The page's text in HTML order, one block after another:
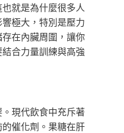
就是為什麼很多人
極大，特別是壓力
在內臟周圍，讓你
合力量訓練與高強
現代飲食中充斥著
催化劑。果糖在肝